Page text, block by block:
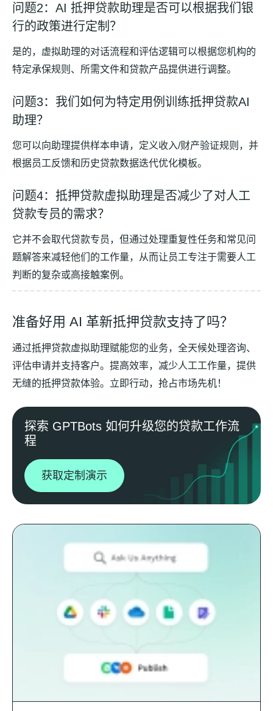
问题2：AI 抵押贷款助理是否可以根据我们银
行的政策进行定制？
是的，虚拟助理的对话流程和评估逻辑可以根据您机构的
特定承保规则、所需文件和贷款产品提供进行调整。
问题3：我们如何为特定用例训练抵押贷款AI
助理？
您可以向助理提供样本申请，定义收入/财产验证规则，并
根据员工反馈和历史贷款数据迭代优化模板。
问题4：抵押贷款虚拟助理是否减少了对人工
贷款专员的需求？
它并不会取代贷款专员，但通过处理重复性任务和常见问
题解答来减轻他们的工作量，从而让员工专注于需要人工
判断的复杂或高接触案例。
准备好用 AI 革新抵押贷款支持了吗？
通过抵押贷款虚拟助理赋能您的业务，全天候处理咨询、
评估申请并支持客户。提高效率，减少人工工作量，提供
无缝的抵押贷款体验。立即行动，抢占市场先机！
探索 GPTBots 如何升级您的贷款工作流
程
获取定制演示